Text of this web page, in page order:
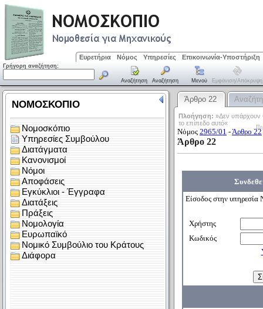
Ευρετήρια Νόμος Υπηρεσίες Επικοινωνία-Υποστήριξη
Γρήγορη αναζήτηση:
Αναζήτηση Αναζήτηση Μενού Εμφάνιση/απόκρυψη
Άρθρο 22